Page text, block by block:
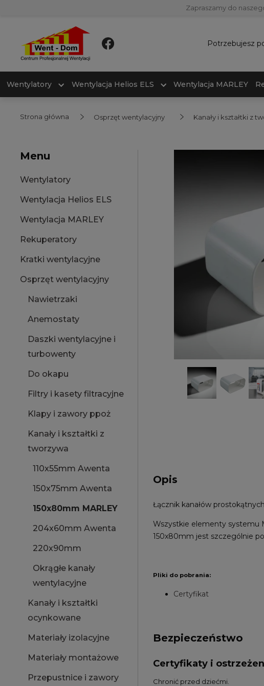
Zapraszamy do
Potrzebujesz
Wentylatory Wentylacja Helios ELS Wentylacja MARLEY
Strona główna Osprzęt wentylacyjny Kanały i kształtki z
Menu
Wentylatory
Wentylacja Helios ELS
Wentylacja MARLEY
Rekuperatory
Kratki wentylacyjne
Osprzęt wentylacyjny
Nawietrzaki
Anemostaty
Daszki wentylacyjne i
turbowenty
Do okapu
Filtry i kasety filtracyjne
Klapy i zawory ppoż
Kanały i kształtki z
tworzywa
110x55mm Awenta
150x75mm Awenta
150x80mm MARLEY
204x60mm Awenta
220x90mm
Okrągłe kanały
wentylacyjne
Kanały i kształtki
ocynkowane
Materiały izolacyjne
Materiały montażowe
Przepustnice i zawory
Opis
Łącznik kanałów
Wszystkie elementy systemu
150x80mm jest szczególnie
Pliki do pobrania:
Certyfikat
Bezpieczeństwo
Certyfikaty i
Chronić przed dziećmi.